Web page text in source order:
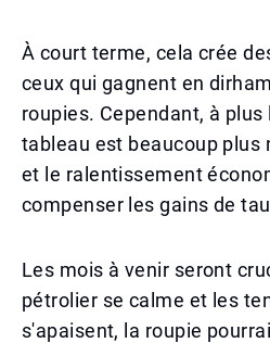
À court terme, cela crée
ceux qui gagnent en
roupies. Cependant, à plus
tableau est beaucoup plus
et le ralentissement
compenser les gains de
Les mois à venir seront
pétrolier se calme et les
s'apaisent, la roupie